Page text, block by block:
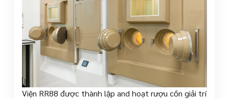
Viện RR88 được thành lập and hoạt rượu cồn giải trí